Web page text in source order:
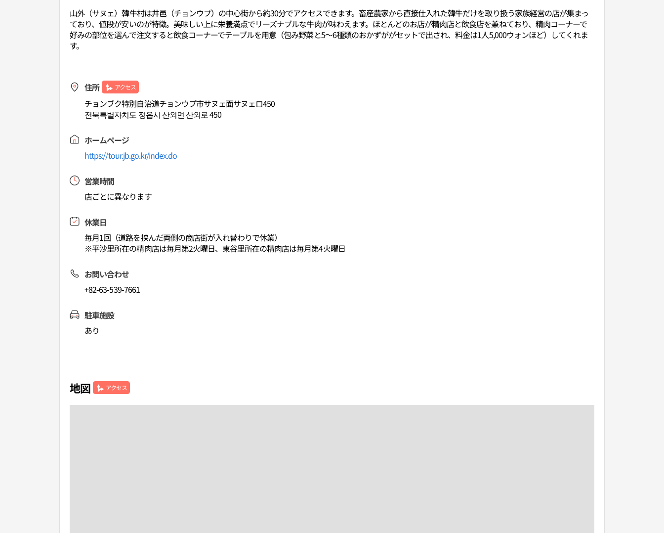
山外（サヌェ）韓牛村は井邑（チョンウプ）の中心街から約30分でアクセスできます。畜産農家から直接仕入れた韓牛だけを取り扱う家族経営の店が集まっ
ており、値段が安いのが特徴。美味しい上に栄養満点でリーズナブルな牛肉が味わえます。ほとんどのお店が精肉店と飲食店を兼ねており、精肉コーナーで
好みの部位を選んで注文すると飲食コーナーでテーブルを用意（包み野菜と5～6種類のおかずががセットで出され、料金は1人5,000ウォンほど）してくれま
す。
住所 アクセス
チョンブク特別自治道チョンウプ市サヌェ面サヌェロ450
전북특별자치도 정읍시 산외면 산외로 450
ホームページ
https://tour.jb.go.kr/index.do
営業時間
店ごとに異なります
休業日
毎月1回（道路を挟んだ両側の商店街が入れ替わりで休業）
※平沙里所在の精肉店は毎月第2火曜日、東谷里所在の精肉店は毎月第4火曜日
お問い合わせ
+82-63-539-7661
駐車施設
あり
地図 アクセス